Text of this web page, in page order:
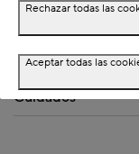
Materiales
Cuidados
Rechazar todas las
Aceptar todas las